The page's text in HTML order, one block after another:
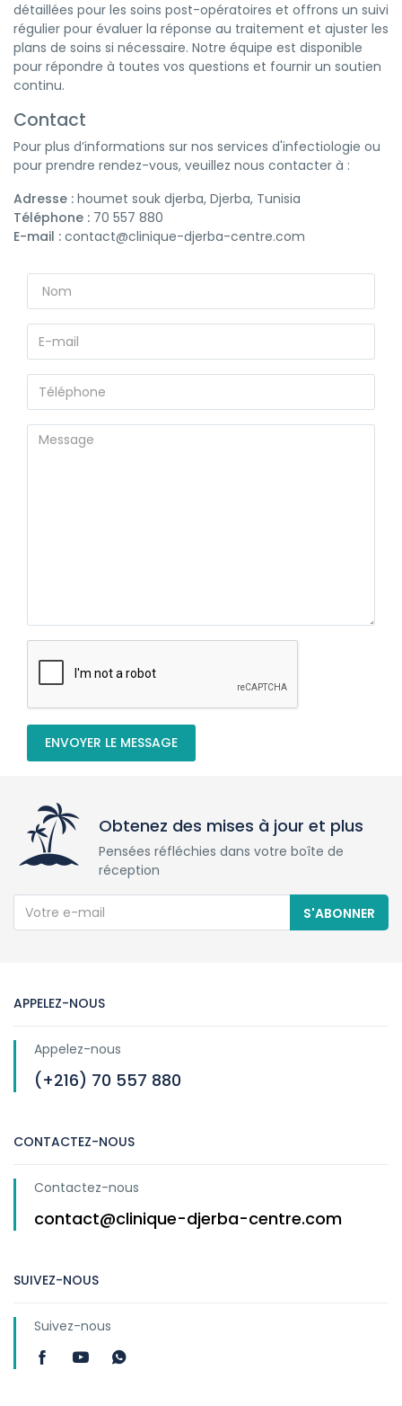
détaillées pour les soins post-opératoires et offrons un suivi
régulier pour évaluer la réponse au traitement et ajuster les
plans de soins si nécessaire. Notre équipe est disponible
pour répondre à toutes vos questions et fournir un soutien
continu.
Contact
Pour plus d’informations sur nos services d'infectiologie ou
pour prendre rendez-vous, veuillez nous contacter à :
Adresse : houmet souk djerba, Djerba, Tunisia
Téléphone : 70 557 880
E-mail : contact@clinique-djerba-centre.com
ENVOYER LE MESSAGE
Obtenez des mises à jour et plus
Pensées réfléchies dans votre boîte de
réception
S'ABONNER
APPELEZ-NOUS
Appelez-nous
(+216) 70 557 880
CONTACTEZ-NOUS
Contactez-nous
contact@clinique-djerba-centre.com
SUIVEZ-NOUS
Suivez-nous